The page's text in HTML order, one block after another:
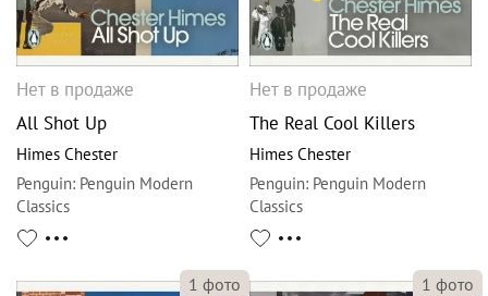
Нет в продаже
All Shot Up
Himes Chester
Penguin: Penguin Modern
Classics
Нет в продаже
The Real Cool Killers
Himes Chester
Penguin: Penguin Modern
Classics
1 фото 1 фото